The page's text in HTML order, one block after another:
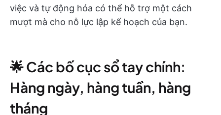
việc và tự động hóa có thể hỗ trợ một cách
mượt mà cho nỗ lực lập kế hoạch của bạn.
🌟 Các bố cục sổ tay chính:
Hàng ngày, hàng tuần, hàng
tháng